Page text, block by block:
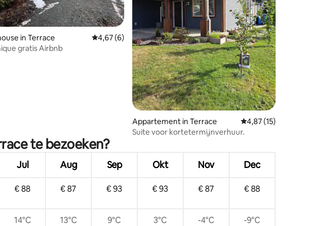
van 4,79 uit 5, 34 recensies
in Terrace Gemiddelde beoordeling van 4,67 uit 5, 6 recensies
4,67 (6)
gratis Airbnb
Appartement in Terrace Gemiddelde
4,87 (15)
Suite voor kortetermijnverhuur.
te bezoeken?
Jul Aug Sep Okt Nov Dec
€ 88 € 87 € 93 € 93 € 87 € 88
14°C 13°C 9°C 3°C -4°C -9°C